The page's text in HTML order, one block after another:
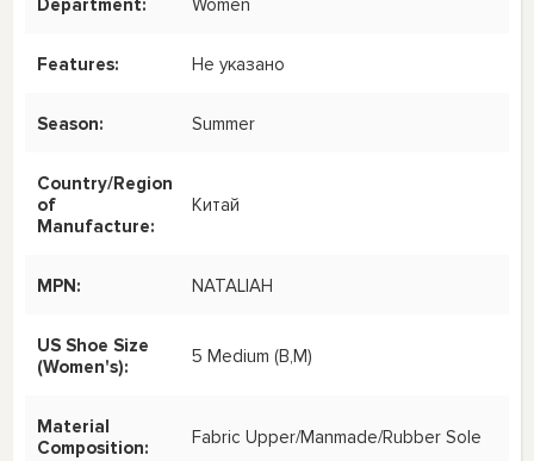
Department: Women
Features: Не указано
Season: Summer
Country/Region
of
Manufacture:
Китай
MPN: NATALIAH
US Shoe Size
(Women's):
5 Medium (B,M)
Material
Composition:
Fabric Upper/Manmade/Rubber Sole